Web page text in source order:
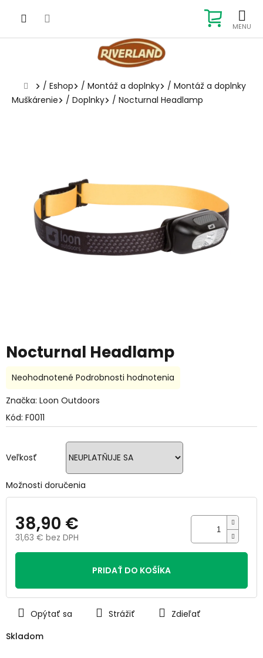
KOŠÍK
Domov
/ Eshop / Montáž a doplnky / Montáž a doplnky
Muškárenie
/ Doplnky / Nocturnal Headlamp
Nocturnal Headlamp
Kód: F0011
Skladom
Veľkosť
Možnosti doručenia
38,90 €
31,63 € bez DPH
Jednotková
PRIDAŤ DO KOŠÍKA
Opýtať sa Strážiť Zdieľať
Priemerné
produktu
0,0
hviezdičiek.
Neohodnotené Podrobnosti hodnotenia
Značka: Loon Outdoors